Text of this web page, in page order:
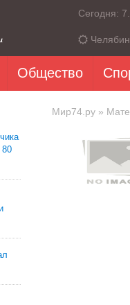
Сегодня:
Общество
80
Мир74.ру »